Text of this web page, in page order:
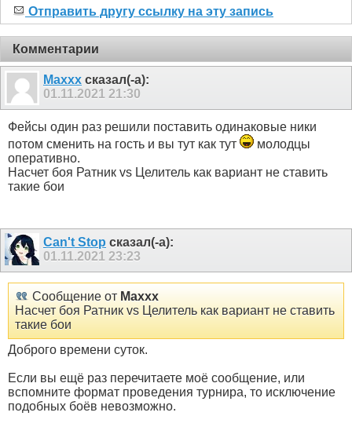
Отправить другу ссылку на эту запись
Комментарии
Maxxx сказал(-а):
01.11.2021 21:30
Фейсы один раз решили поставить одинаковые ники
потом сменить на гость и вы тут как тут
молодцы
оперативно.
Насчет боя Ратник vs Целитель как вариант не ставить
такие бои
Can't Stop сказал(-а):
01.11.2021 23:23
Сообщение от Maxxx
Насчет боя Ратник vs Целитель как вариант не ставить
такие бои
Доброго времени суток.
Если вы ещё раз перечитаете моё сообщение, или
вспомните формат проведения турнира, то исключение
подобных боёв невозможно.